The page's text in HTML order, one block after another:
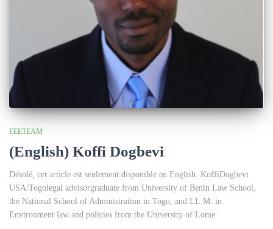
EEETEAM
(English) Koffi Dogbevi
Désolé, cet article est seulement disponible en English. KoffiDogbevi
USA/Togolegal advisorgraduate from University of Benin Law School,
the National School of Administration in Togo, and LL.M. in
Environment law and policies from the University of Lome